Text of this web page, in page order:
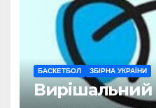
БАСКЕТБОЛ ЗБІРНА УКРАЇНИ